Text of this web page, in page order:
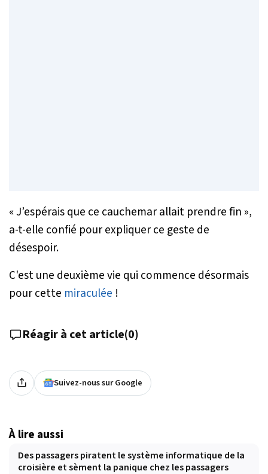
« J’espérais que ce cauchemar allait prendre fin »,
a-t-elle confié pour expliquer ce geste de
désespoir.
C'est une deuxième vie qui commence désormais
pour cette miraculée !
Réagir à cet article(0)
Suivez-nous sur Google
À lire aussi
Des passagers piratent le système informatique de la
croisière et sèment la panique chez les passagers